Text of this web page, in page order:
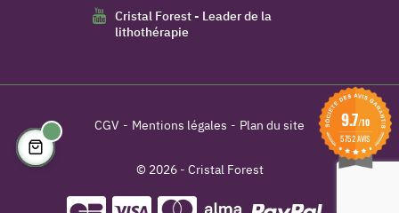
Cristal Forest - Leader de la
lithothérapie
CGV Mentions légales Plan du site
© 2026 - Cristal Forest
9.7/10
5752 AVIS